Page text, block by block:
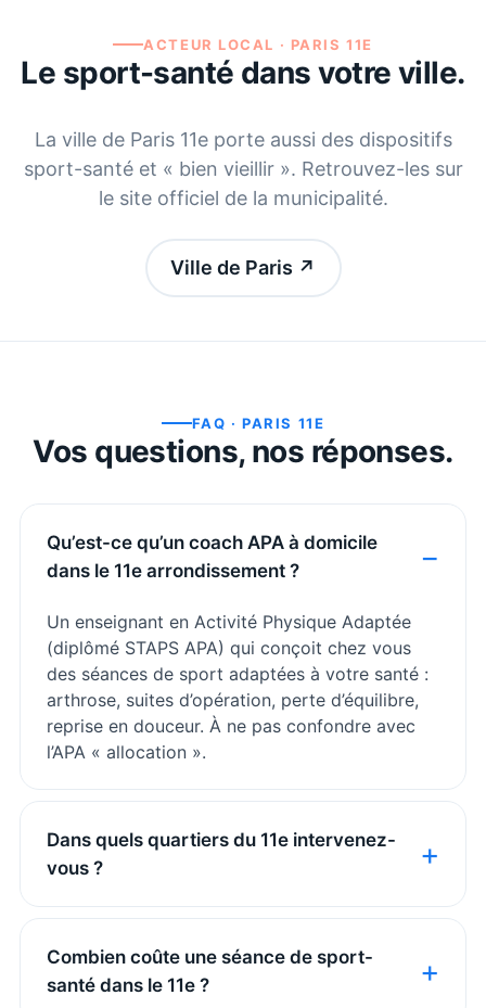
ACTEUR LOCAL · PARIS 11E
Le sport-santé dans votre ville.
La ville de Paris 11eporte aussi des dispositifs
sport-santé et « bien vieillir ». Retrouvez-les sur
le site officiel de la municipalité.
Ville de Paris ↗
FAQ ·PARIS 11E
Vos questions, nos réponses.
Qu’est-ce qu’un coach APA à domicile
dans le 11e arrondissement ?
Un enseignant en Activité Physique Adaptée
(diplômé STAPS APA) qui conçoit chez vous
des séances de sport adaptées à votre santé :
arthrose, suites d’opération, perte d’équilibre,
reprise en douceur. À ne pas confondre avec
l’APA « allocation ».
Dans quels quartiers du 11e intervenez-
vous ?
Combien coûte une séance de sport-
santé dans le 11e ?